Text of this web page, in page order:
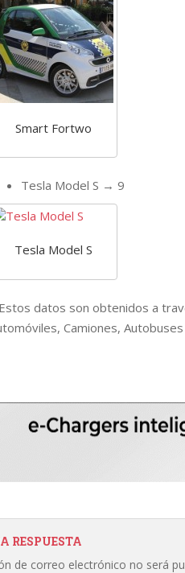
Smart Fortwo
Tesla Model S → 9
Tesla Model S
datos son obtenidos a
Camiones,
RESPUESTA
de correo electrónico no será